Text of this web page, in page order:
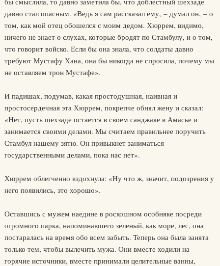
давно стал опасным. «Ведь я сам рассказал ему, – думал он, – о
том, как мой отец обошелся с моим дедом. Хюррем, видимо,
ничего не знает о слухах, которые бродят по Стамбулу, и о том,
что говорит войско. Если бы она знала, что солдаты давно
требуют Мустафу Хана, она бы никогда не спросила, почему мы
не оставляем трон Мустафе».
И падишах, подумав, какая простодушная, наивная и
простосердечная эта Хюррем, покрепче обнял жену и сказал:
«Нет, пусть шехзаде остается в своем санджаке в Амасье и
занимается своими делами. Мы считаем правильнее поручить
Стамбул нашему зятю. Он привыкнет заниматься
государственными делами, пока нас нет».
Хюррем облегченно вздохнула: «Ну что ж, значит, подозрения у
него появились, это хорошо».
Оставшись с мужем наедине в роскошном особняке посреди
огромного парка, напоминавшего зеленый, как море, лес, она
постаралась на время обо всем забыть. Теперь она была занята
только тем, чтобы вылечить мужа. Они вместе ходили на
горячие источники, вместе принимали целительные ванны,